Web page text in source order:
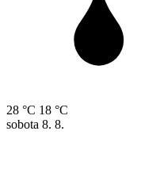
28 °C 18 °C
sobota 8. 8.